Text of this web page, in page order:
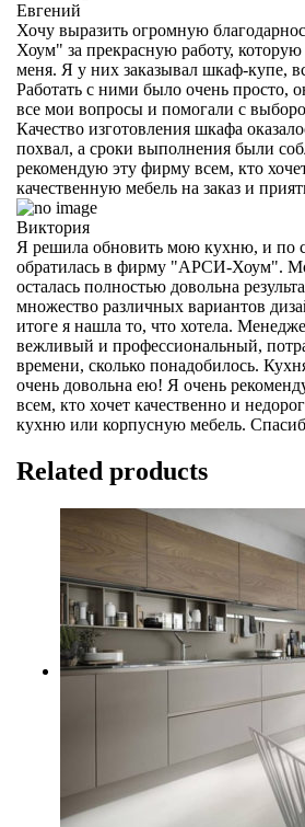
Евгений
Хочу выразить огромную
Хоум" за прекрасную работу,
меня. Я у них заказывал шкаф-купе,
Работать с ними было очень просто,
все мои вопросы и помогали с
Качество изготовления шкафа
похвал, а сроки выполнения были
рекомендую эту фирму всем, кто
качественную мебель на заказ и
Виктория
Я решила обновить мою кухню, и по
обратилась в фирму "АРСИ-Хоум".
осталась полностью довольна
множество различных вариантов
итоге я нашла то, что хотела.
вежливый и профессиональный,
времени, сколько понадобилось.
очень довольна ею! Я очень
всем, кто хочет качественно и
кухню или корпусную мебель.
Related products